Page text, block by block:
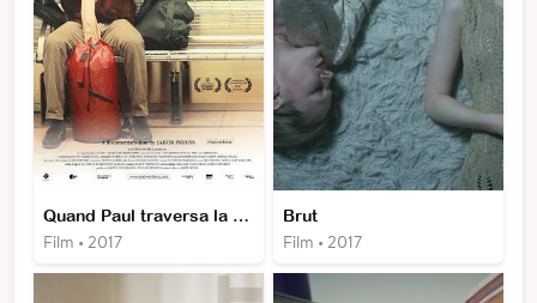
Quand Paul traversa la mer
Film • 2017
Brut
Film • 2017